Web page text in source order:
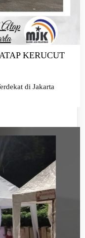
KERUCUT
di Jakarta